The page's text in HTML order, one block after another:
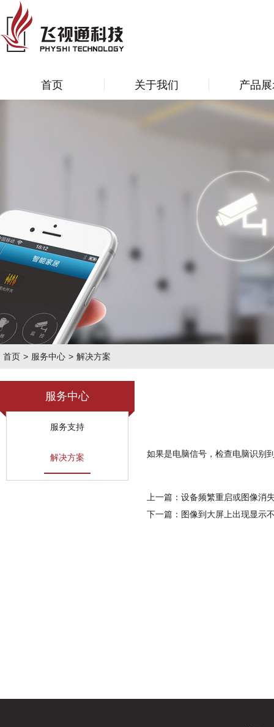
首页 关于我们 产品
首页 > 服务中心 > 解决方案
服务中心
服务支持
解决方案 如果是电脑信号，检查电脑识别
上一篇：设备频繁重启或图像消
下一篇：图像到大屏上出现显示